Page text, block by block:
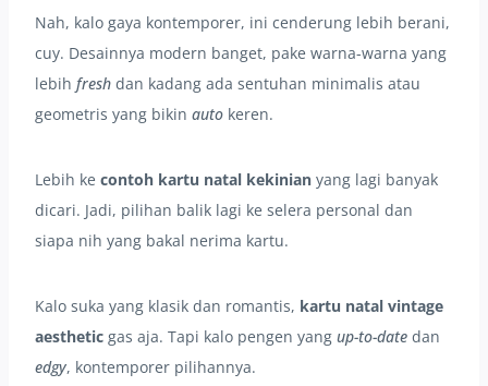
Nah, kalo gaya kontemporer, ini cenderung lebih berani,
cuy. Desainnya modern banget, pake warna-warna yang
lebih fresh dan kadang ada sentuhan minimalis atau
geometris yang bikin auto keren.
Lebih ke contoh kartu natal kekinian yang lagi banyak
dicari. Jadi, pilihan balik lagi ke selera personal dan
siapa nih yang bakal nerima kartu.
Kalo suka yang klasik dan romantis, kartu natal vintage
aesthetic gas aja. Tapi kalo pengen yang up-to-date dan
edgy, kontemporer pilihannya.